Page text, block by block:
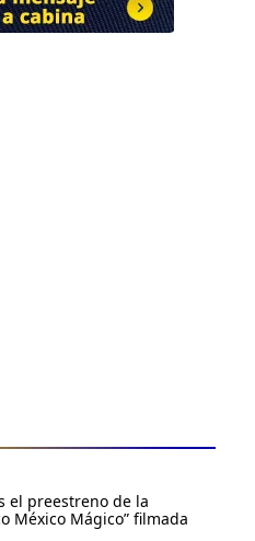
el preestreno de la
México Mágico” filmada